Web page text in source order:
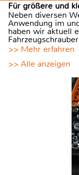
Für größere und
Neben diversen
Anwendung im
haben wir aktuell
>> Mehr erfahren
>> Alle anzeigen